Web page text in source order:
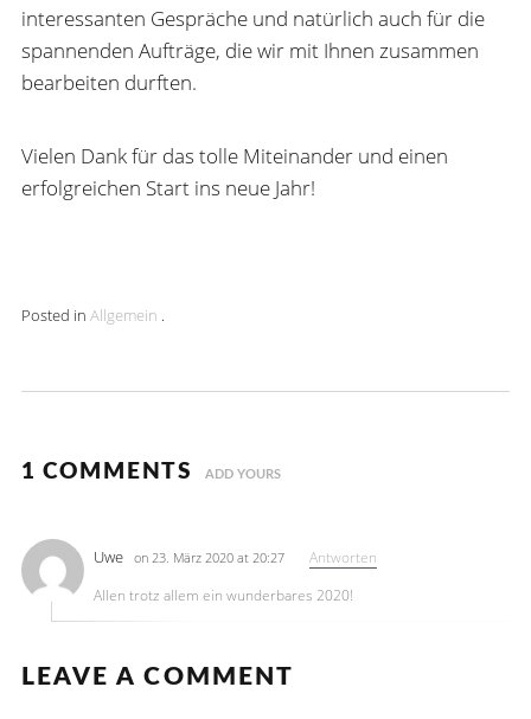
interessanten Gespräche und natürlich auch für die
spannenden Aufträge, die wir mit Ihnen zusammen
bearbeiten durften.
Vielen Dank für das tolle Miteinander und einen
erfolgreichen Start ins neue Jahr!
Posted in Allgemein .
1 COMMENTS ADD YOURS
Uwe on 23. März 2020 at 20:27
Antworten
Allen trotz allem ein wunderbares 2020!
LEAVE A COMMENT